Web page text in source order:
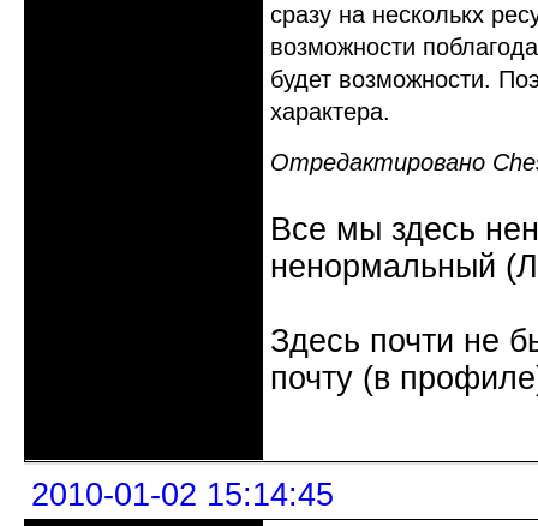
сразу на несколькх
возможности
будет возможности.
характера.
Отредактировано
Все мы здесь
ненормальный
Здесь почти не
почту (в
2010-01-02 15:14:45